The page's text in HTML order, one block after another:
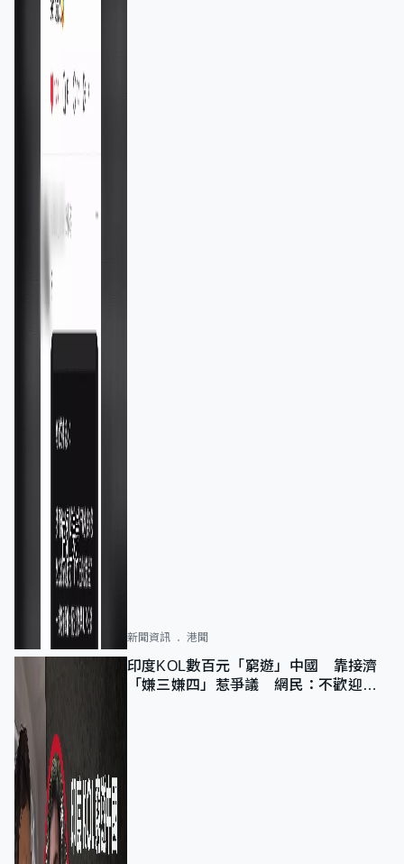
新聞資訊 港聞
印度KOL數百元「窮遊」中國 靠接濟
「嫌三嫌四」惹爭議 網民：不歡迎劣